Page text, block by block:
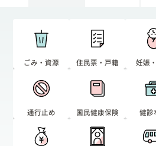
ごみ・資源 住民票・戸籍 妊娠
通行止め 国民健康保険 健診